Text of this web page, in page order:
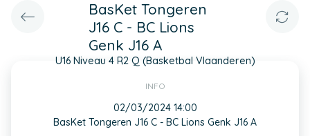
BasKet Tongeren
J16 C - BC Lions
Genk J16 A
U16 Niveau 4 R2 Q (Basketbal Vlaanderen)
INFO
02/03/2024 14:00
BasKet Tongeren J16 C - BC Lions Genk J16 A